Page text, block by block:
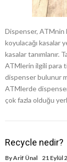
Dispenser, ATMnin
koyulacağı kasalar
kasalar tanımlanır.
ATMlerin ilgili para
dispenser bulunur
ATMlerde
çok fazla olduğu
Recycle nedir?
ByArif Ünal 21 Eylül